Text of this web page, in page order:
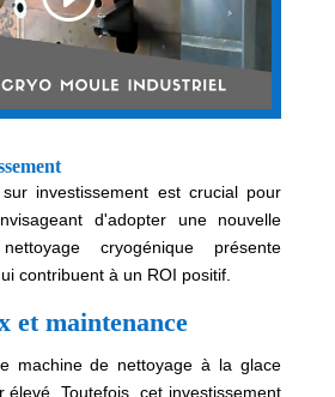
investissement est crucial pour
d'adopter une nouvelle
cryogénique présente
contribuent à un ROI positif.
et maintenance
machine de nettoyage à la glace
élevé. Toutefois, cet investissement